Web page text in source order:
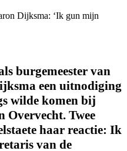
Dijksma: ‘Ik gun mijn
burgemeester van
een uitnodiging
wilde komen bij
Overvecht. Twee
haar reactie: Ik
van de